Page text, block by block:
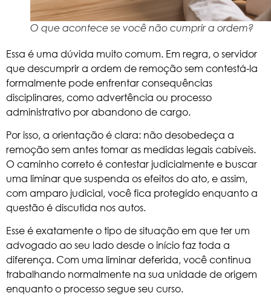
O que acontece se você não cumprir a ordem?
Essa é uma dúvida muito comum. Em regra, o servidor
que descumprir a ordem de remoção sem contestá-la
formalmente pode enfrentar consequências
disciplinares, como advertência ou processo
administrativo por abandono de cargo.
Por isso, a orientação é clara: não desobedeça a
remoção sem antes tomar as medidas legais cabíveis.
O caminho correto é contestar judicialmente e buscar
uma liminar que suspenda os efeitos do ato, e assim,
com amparo judicial, você fica protegido enquanto a
questão é discutida nos autos.
Esse é exatamente o tipo de situação em que ter um
advogado ao seu lado desde o início faz toda a
diferença. Com uma liminar deferida, você continua
trabalhando normalmente na sua unidade de origem
enquanto o processo segue seu curso.